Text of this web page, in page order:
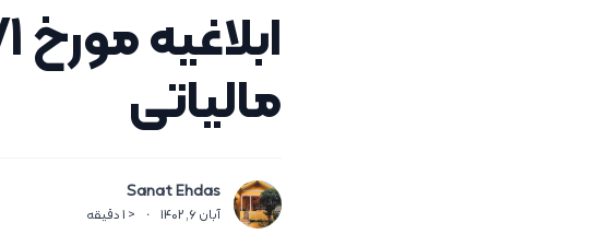
مالیاتی
Sanat Ehdas
آبان 6, 1402 ·
< 1 دقیقه